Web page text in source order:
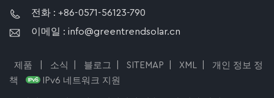
전화 : +86-0571-56123-790
이메일 : info@greentrendsolar.cn
제품 소식 블로그 SITEMAP XML
개인 정보 정
책
IPv6 네트워크 지원